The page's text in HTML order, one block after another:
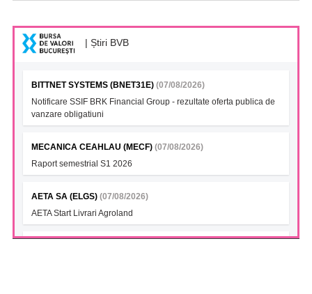
| Știri BVB
BITTNET SYSTEMS (BNET31E) (07/08/2026)
Notificare SSIF BRK Financial Group - rezultate oferta publica de
vanzare obligatiuni
MECANICA CEAHLAU (MECF) (07/08/2026)
Raport semestrial S1 2026
AETA SA (ELGS) (07/08/2026)
AETA Start Livrari Agroland